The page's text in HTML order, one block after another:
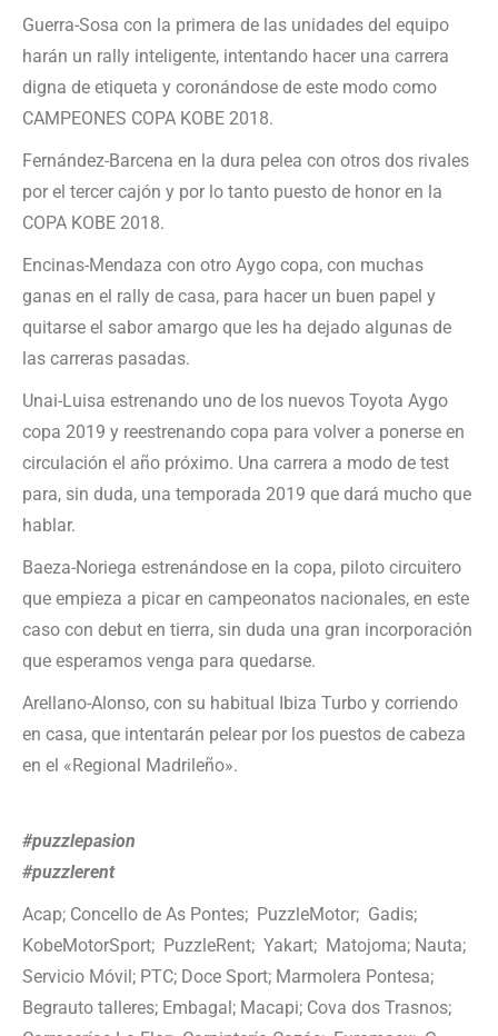
Guerra-Sosa con la primera de las unidades del equipo
harán un rally inteligente, intentando hacer una carrera
digna de etiqueta y coronándose de este modo como
CAMPEONES COPA KOBE 2018.
Fernández-Barcena en la dura pelea con otros dos rivales
por el tercer cajón y por lo tanto puesto de honor en la
COPA KOBE 2018.
Encinas-Mendaza con otro Aygo copa, con muchas
ganas en el rally de casa, para hacer un buen papel y
quitarse el sabor amargo que les ha dejado algunas de
las carreras pasadas.
Unai-Luisa estrenando uno de los nuevos Toyota Aygo
copa 2019 y reestrenando copa para volver a ponerse en
circulación el año próximo. Una carrera a modo de test
para, sin duda, una temporada 2019 que dará mucho que
hablar.
Baeza-Noriega estrenándose en la copa, piloto circuitero
que empieza a picar en campeonatos nacionales, en este
caso con debut en tierra, sin duda una gran incorporación
que esperamos venga para quedarse.
Arellano-Alonso, con su habitual Ibiza Turbo y corriendo
en casa, que intentarán pelear por los puestos de cabeza
en el «Regional Madrileño».
#puzzlepasion
#puzzlerent
Acap; Concello de As Pontes; PuzzleMotor; Gadis;
KobeMotorSport; PuzzleRent; Yakart; Matojoma; Nauta;
Servicio Móvil; PTC; Doce Sport; Marmolera Pontesa;
Begrauto talleres; Embagal; Macapi; Cova dos Trasnos;